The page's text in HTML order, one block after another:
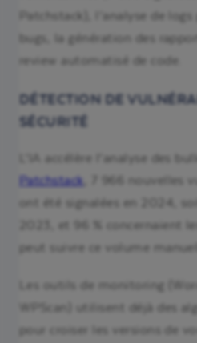
Patchstack), l’analyse de
bugs, la génération des
review automatisé de code.
DÉTECTION DE
SÉCURITÉ
L’IA accélère l’analyse des
Patchstack , 7 966 nouvelles
ont été signalées en 2024,
2023, et 96 % concernaient
peut suivre ce volume
Les outils de monitoring
WPScan) utilisent déjà des
pour croiser les versions de